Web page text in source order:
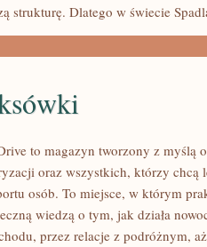
strukturę. Dlatego w świecie
to magazyn tworzony z myślą
oraz wszystkich, którzy chcą
osób. To miejsce, w którym
wiedzą o tym, jak działa
przez relacje z podróżnym,